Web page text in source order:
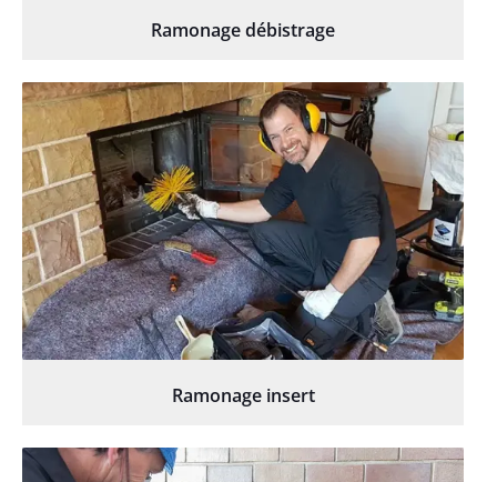
Ramonage débistrage
Ramonage insert